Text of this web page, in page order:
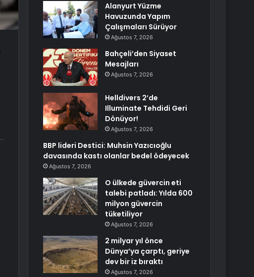
Alanyurt Yüzme
Havuzunda Yapım
Çalışmaları Sürüyor
Ağustos 7, 2026
Bahçeli’den Siyaset
Mesajları
Ağustos 7, 2026
Helldivers 2’de
Illuminate Tehdidi Geri
Dönüyor!
Ağustos 7, 2026
BBP lideri Destici: Muhsin Yazıcıoğlu
davasında kastı olanlar bedel ödeyecek
Ağustos 7, 2026
O ülkede güvercin eti
talebi patladı: Yılda 600
milyon güvercin
tüketiliyor
Ağustos 7, 2026
2 milyar yıl önce
Dünya’ya çarptı, geriye
dev bir iz bıraktı
Ağustos 7, 2026